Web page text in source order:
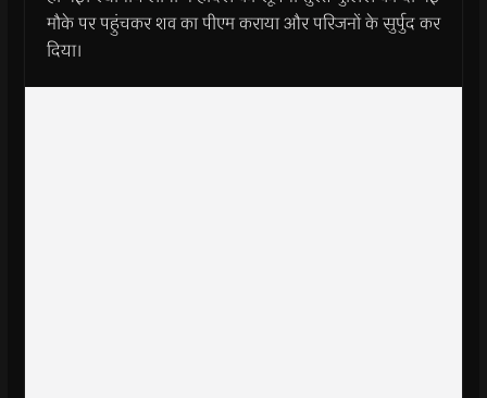
मौके पर पहुंचकर शव का पीएम कराया और परिजनों के सुर्पुद कर
दिया।